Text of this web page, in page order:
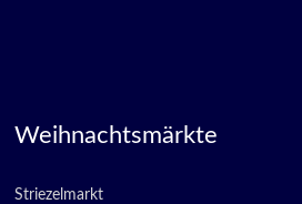
Weihnachtsmärkte
Striezelmarkt